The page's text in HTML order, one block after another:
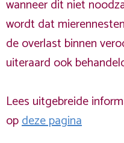
wanneer dit niet
wordt dat
de overlast binnen
uiteraard ook
Lees uitgebreide
opdeze pagina